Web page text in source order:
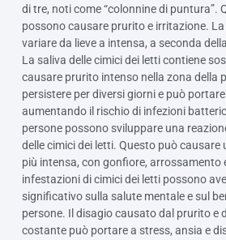
di tre, noti come “colonnine di puntura”.
possono causare prurito e irritazione.
variare da lieve a intensa, a seconda
La saliva delle cimici dei letti contiene
causare prurito intenso nella zona della
persistere per diversi giorni e può
aumentando il rischio di infezioni
persone possono sviluppare una
delle cimici dei letti. Questo può causare
più intensa, con gonfiore, arrossamento
infestazioni di cimici dei letti possono
significativo sulla salute mentale e sul
persone. Il disagio causato dal prurito e
costante può portare a stress, ansia e